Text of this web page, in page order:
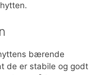
bærende
de er stabile og godt